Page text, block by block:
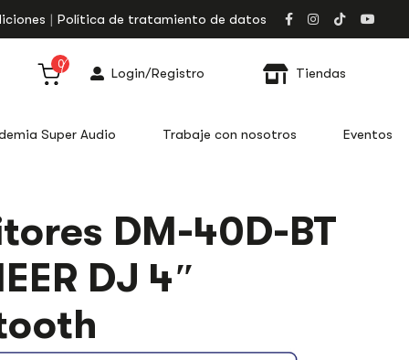
Política de tratamiento de datos
0
Login/Registro Tiendas
Super Audio Trabaje con nosotros Eventos
DM-40D-BT
DJ 4″